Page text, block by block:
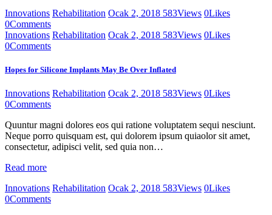
Innovations Rehabilitation Ocak 2, 2018 583Views 0Likes
0Comments
Innovations Rehabilitation Ocak 2, 2018 583Views 0Likes
0Comments
Hopes for Silicone Implants May Be Over Inflated
Innovations Rehabilitation Ocak 2, 2018 583Views 0Likes
0Comments
Quuntur magni dolores eos qui ratione voluptatem sequi nesciunt.
Neque porro quisquam est, qui dolorem ipsum quiaolor sit amet,
consectetur, adipisci velit, sed quia non…
Read more
Innovations Rehabilitation Ocak 2, 2018 583Views 0Likes
0Comments